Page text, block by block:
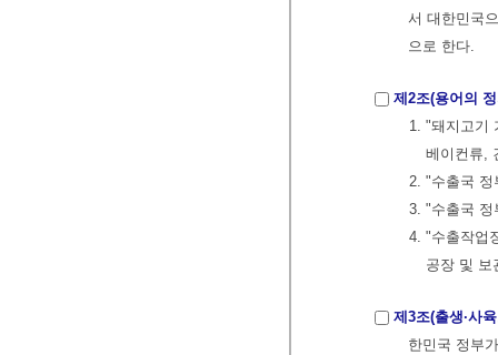
서 대한민국
으로 한다.
제2조(용어의
1. "돼지고기
베이컨류,
2. "수출국 정
3. "수출국
4. "수출작업
공장 및
제3조(출생·사
한민국 정부